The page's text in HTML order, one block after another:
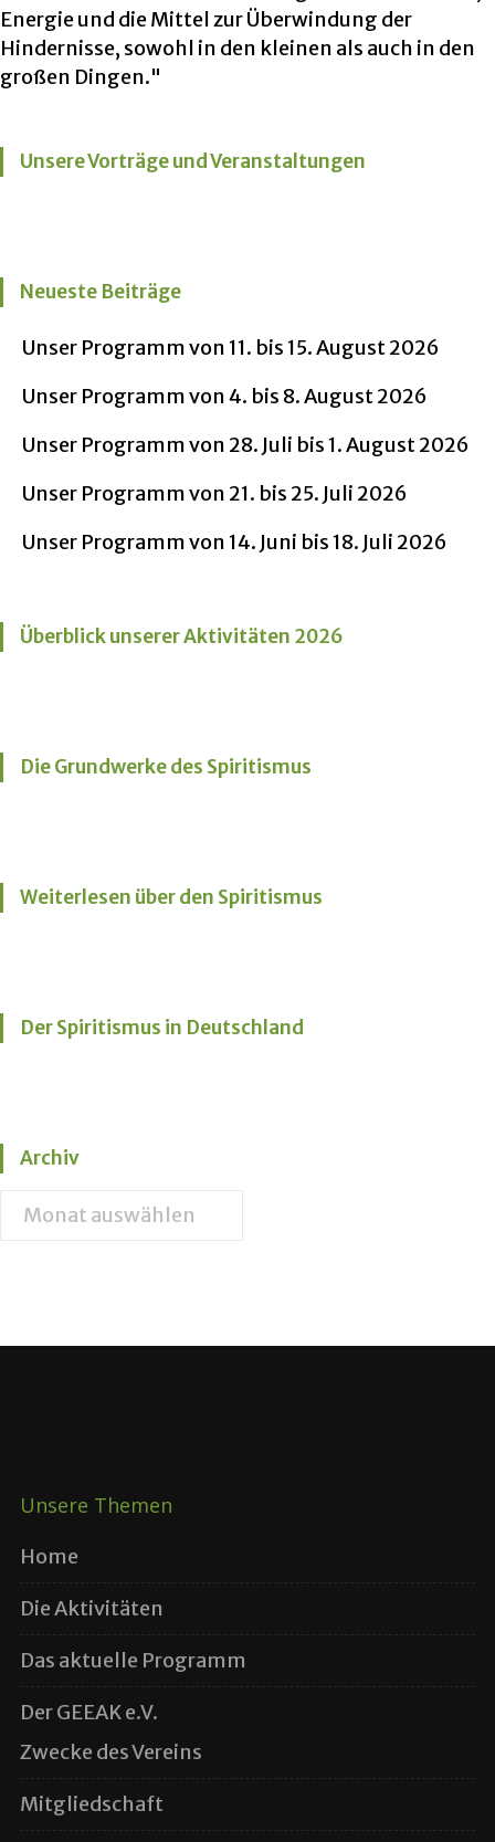
Energie und die Mittel zur Überwindung der
Hindernisse, sowohl in den kleinen als auch in den
großen Dingen."
Unsere Vorträge und Veranstaltungen
Neueste Beiträge
Unser Programm von 11. bis 15. August 2026
Unser Programm von 4. bis 8. August 2026
Unser Programm von 28. Juli bis 1. August 2026
Unser Programm von 21. bis 25. Juli 2026
Unser Programm von 14. Juni bis 18. Juli 2026
Überblick unserer Aktivitäten 2026
Die Grundwerke des Spiritismus
Weiterlesen über den Spiritismus
Der Spiritismus in Deutschland
Archiv
Unsere Themen
Home
Die Aktivitäten
Das aktuelle Programm
Der GEEAK e.V.
Zwecke des Vereins
Mitgliedschaft